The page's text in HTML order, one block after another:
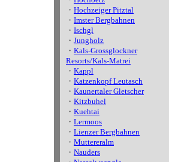
・ Hochzeiger Pitztal
・ Imster Bergbahnen
・ Ischgl
・ Jungholz
・ Kals-Grossglockner
Resorts/Kals-Matrei
・ Kappl
・ Katzenkopf Leutasch
・ Kaunertaler Gletscher
・ Kitzbuhel
・ Kuehtai
・ Lermoos
・ Lienzer Bergbahnen
・ Muttereralm
・ Nauders